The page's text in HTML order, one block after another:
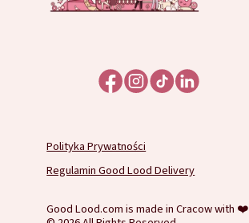
Good Lood.com is made in Cracow with ❤️
Polityka Prywatności
Regulamin Good Lood Delivery